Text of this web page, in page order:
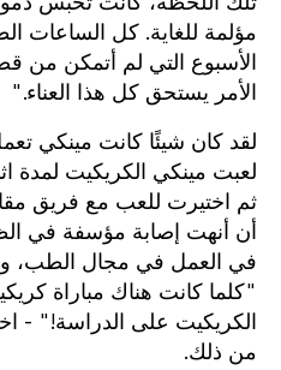
مؤلمة للغاية. كل الساعات
الأسبوع التي لم أتمكن من
الأمر يستحق كل هذا العناء."
لقد كان شيئًا كانت مينكي
لعبت مينكي الكريكيت لمدة
أن أنهت إصابة مؤسفة في
في العمل في مجال الطب،
"كلما كانت هناك مباراة
الكريكيت على الدراسة!" -
من ذلك.